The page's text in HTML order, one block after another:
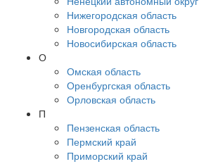
Нижегородская область
Новгородская область
Новосибирская область
О
Омская область
Оренбургская область
Орловская область
П
Пензенская область
Пермский край
Приморский край